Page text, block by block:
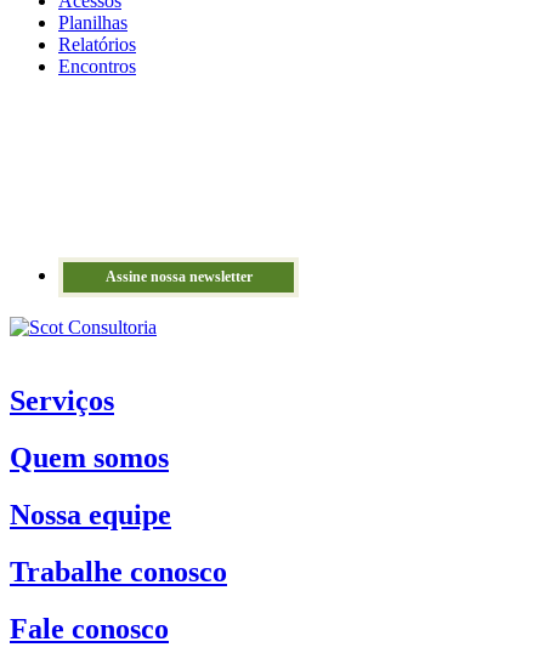
Planilhas
Relatórios
Encontros
Assine nossa newsletter
Serviços
Quem somos
Nossa equipe
Trabalhe conosco
Fale conosco